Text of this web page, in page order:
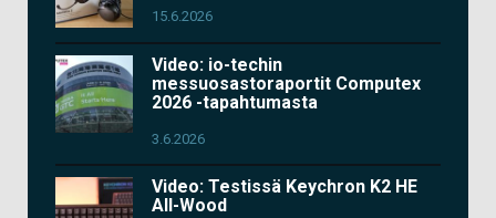
15.6.2026
Video: io-techin
messuosastoraportit Computex
2026 -tapahtumasta
3.6.2026
Video: Testissä Keychron K2 HE
All-Wood